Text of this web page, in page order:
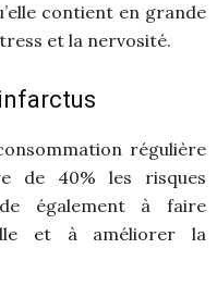
contient en grande
et la nervosité.
régulière
de 40% les risques
également à faire
et à améliorer la